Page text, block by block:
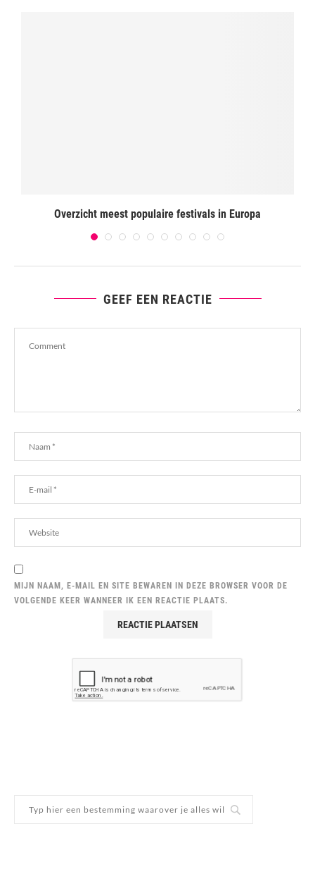
Overzicht meest populaire festivals in Europa
GEEF EEN REACTIE
MIJN NAAM, E-MAIL EN SITE BEWAREN IN DEZE BROWSER VOOR DE
VOLGENDE KEER WANNEER IK EEN REACTIE PLAATS.